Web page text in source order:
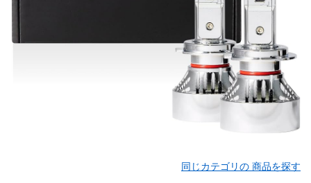
同じカテゴリの 商品を探す